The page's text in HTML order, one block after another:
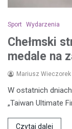
Sport Wydarzenia
Chełmski
medale na
Mariusz Wieczorek
W ostatnich
„Taiwan Ultimate
Czytaj dalej